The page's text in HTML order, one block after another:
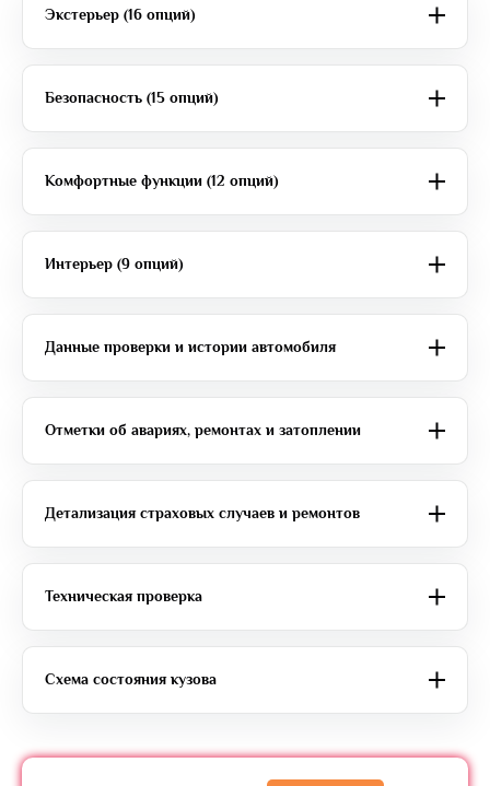
Экстерьер (16 опций)
Безопасность (15 опций)
Комфортные функции (12 опций)
Интерьер (9 опций)
Данные проверки и истории автомобиля
Отметки об авариях, ремонтах и затоплении
Детализация страховых случаев и ремонтов
Техническая проверка
Схема состояния кузова